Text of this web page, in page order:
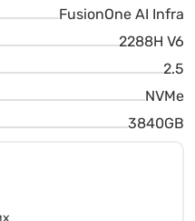
FusionOne AI Infra
2288H V6
2.5
NVMe
3840GB